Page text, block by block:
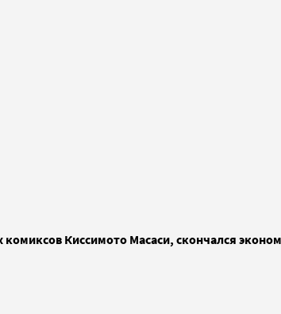
Киссимото Масаси, скончался